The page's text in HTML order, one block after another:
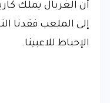
أن الغربال يملك
إلى الملعب فقدنا
الإحباط للاعبينا.